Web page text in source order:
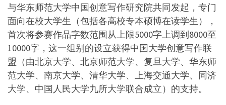
与华东师范大学中国创意写作研究院共同发起，专门
面向在校大学生（包括各高校专本硕博在读学生），
首次将参赛作品字数范围从上限5000字上调到8000至
10000字，这一组别的设立获得中国大学创意写作联
盟（由北京大学、北京师范大学、复旦大学、华东师
范大学、南京大学、清华大学、上海交通大学、同济
大学、中国人民大学九所大学联合成立）的支持。